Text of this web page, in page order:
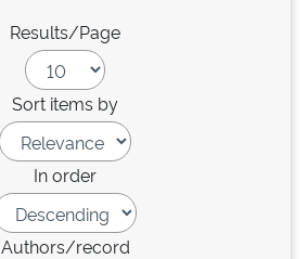
Results/Page
Sort items by
In order
Authors/record